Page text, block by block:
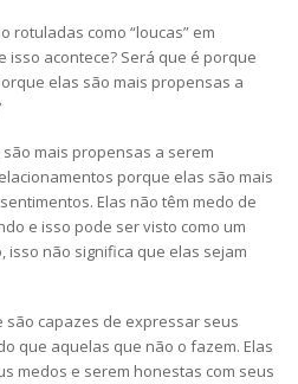
rotuladas como “loucas” em
isso acontece? Será que é porque
elas são mais propensas a
mais propensas a serem
porque elas são mais
Elas não têm medo de
e isso pode ser visto como um
isso não significa que elas sejam
são capazes de expressar seus
que aquelas que não o fazem. Elas
medos e serem honestas com seus